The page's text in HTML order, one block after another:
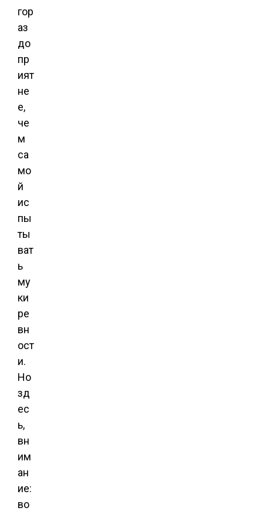
гор
аз
до
пр
ият
не
е,
че
м
са
мо
й
ис
пы
ты
ват
ь
му
ки
ре
вн
ост
и.
Но
зд
ес
ь,
вн
им
ан
ие:
во